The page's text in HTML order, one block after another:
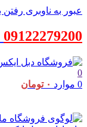
عبور به ناوبری رفتن
09122279200
0
0 موارد ۰ تومان